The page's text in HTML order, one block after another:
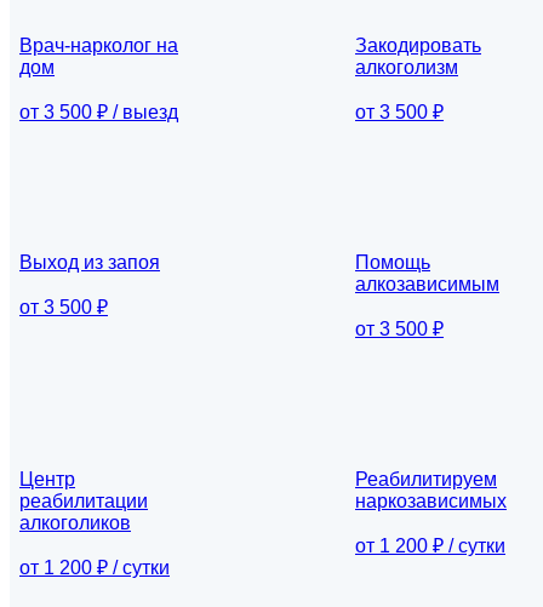
Врач-нарколог на
дом
от 3 500 ₽ / выезд
Закодировать
алкоголизм
от 3 500 ₽
Выход из запоя
от 3 500 ₽
Помощь
алкозависимым
от 3 500 ₽
Центр
реабилитации
алкоголиков
от 1 200 ₽ / сутки
Реабилитируем
наркозависимых
от 1 200 ₽ / сутки